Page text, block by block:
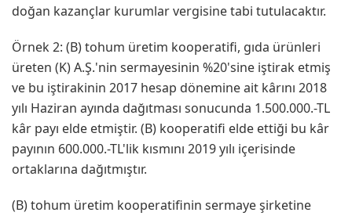
doğan kazançlar kurumlar vergisine tabi tutulacaktır.
Örnek 2: (B) tohum üretim kooperatifi, gıda ürünleri
üreten (K) A.Ş.'nin sermayesinin %20'sine iştirak etmiş
ve bu iştirakinin 2017 hesap dönemine ait kârını 2018
yılı Haziran ayında dağıtması sonucunda 1.500.000.-TL
kâr payı elde etmiştir. (B) kooperatifi elde ettiği bu kâr
payının 600.000.-TL'lik kısmını 2019 yılı içerisinde
ortaklarına dağıtmıştır.
(B) tohum üretim kooperatifinin sermaye şirketine